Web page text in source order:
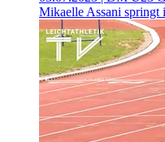
Mikaelle Assani springt